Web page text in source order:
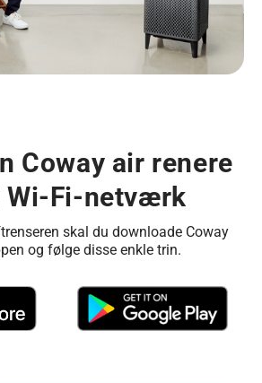
Coway air renere
Fi-netværk
skal du downloade Coway
og følge disse enkle trin.